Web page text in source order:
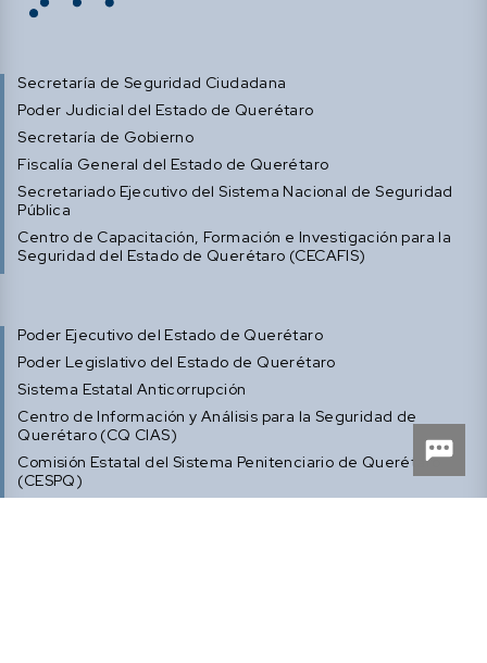
Secretaría de Seguridad Ciudadana
Poder Judicial del Estado de Querétaro
Secretaría de Gobierno
Fiscalía General del Estado de Querétaro
Secretariado Ejecutivo del Sistema Nacional de Seguridad
Pública
Centro de Capacitación, Formación e Investigación para la
Seguridad del Estado de Querétaro (CECAFIS)
Poder Ejecutivo del Estado de Querétaro
Poder Legislativo del Estado de Querétaro
Sistema Estatal Anticorrupción
Centro de Información y Análisis para la Seguridad de
Querétaro (CQ CIAS)
Comisión Estatal del Sistema Penitenciario de Querétaro
(CESPQ)